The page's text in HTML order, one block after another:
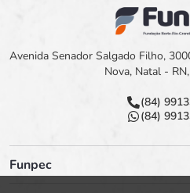
Avenida Senador Salgado Filho,
Nova, Natal -
(84)
(84)
Funpec